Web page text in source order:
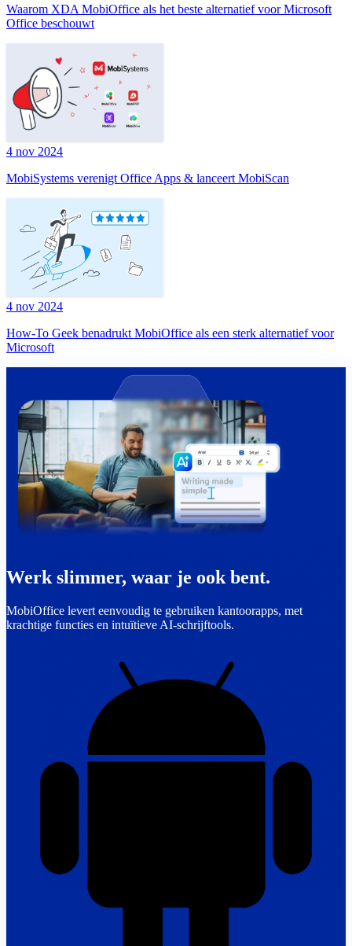
Waarom XDA MobiOffice als het beste alternatief voor Microsoft
Office beschouwt
4 nov 2024
MobiSystems verenigt Office Apps & lanceert MobiScan
4 nov 2024
How-To Geek benadrukt MobiOffice als een sterk alternatief voor
Microsoft
Werk slimmer, waar je ook bent.
MobiOffice levert eenvoudig te gebruiken kantoorapps, met
krachtige functies en intuïtieve AI-schrijftools.